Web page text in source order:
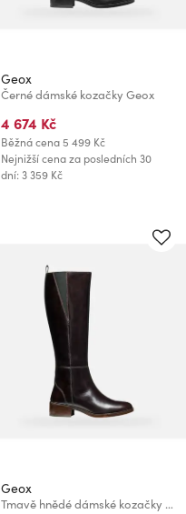
Geox
Černé dámské kozačky Geox
4 674 Kč
Běžná cena5 499 Kč
Nejnižší cena za posledních 30
dní: 3 359 Kč
Geox
Tmavě hnědé dámské kozačky Geox Camexia